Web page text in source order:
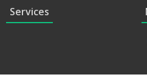
Services